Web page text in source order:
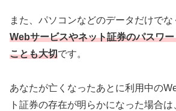
また、パソコンなどのデータだけでな
Webサービスやネット証券のパスワ
ことも大切です。
あなたが亡くなったあとに利用中の
ト証券の存在が明らかになった場合